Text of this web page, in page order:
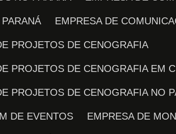
EMPRESA DE
PROJETOS DE CENOGRAFIA
PROJETOS DE CENOGRAFIA EM
PROJETOS DE CENOGRAFIA NO
DE EVENTOS EMPRESA DE